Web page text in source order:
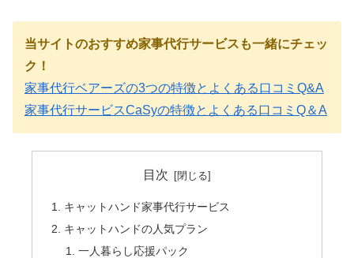
当サイトのおすすめ家事代行サービスも一緒にチェッ
ク！
家事代行ベアーズの3つの特徴とよくある口コミQ&A
家事代行サービスCaSyの特徴とよくある口コミQ＆A
目次
キャットハンド家事代行サービス
キャットハンドの人気プラン
一人暮らし応援パック